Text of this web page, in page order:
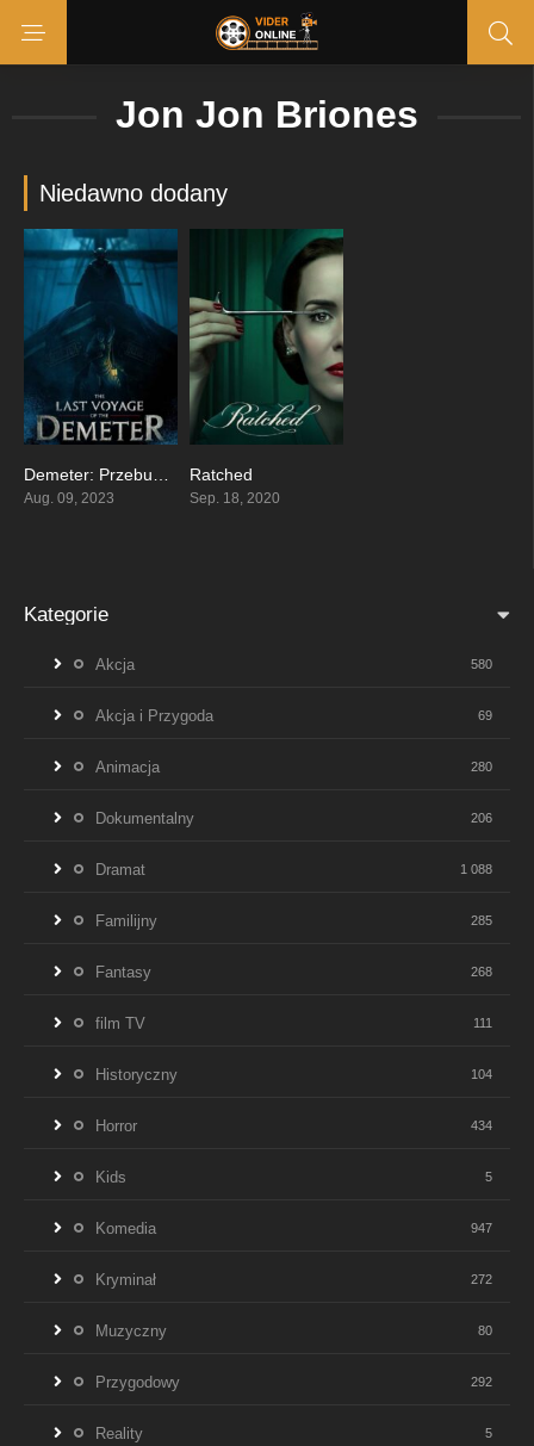
Jon Jon Briones
Niedawno dodany
0
Aug. 09, 2023
Ratched
Sep. 18, 2020
Kategorie
Akcja 580
Akcja i Przygoda 69
Animacja 280
Dokumentalny 206
Dramat 1 088
Familijny 285
Fantasy 268
film TV 111
Historyczny 104
Horror 434
Kids 5
Komedia 947
Kryminał 272
Muzyczny 80
Przygodowy 292
Reality 5